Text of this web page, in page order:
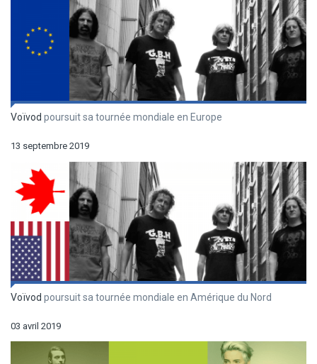
Voïvod poursuit sa tournée mondiale en Europe
13 septembre 2019
Voïvod poursuit sa tournée mondiale en Amérique du Nord
03 avril 2019